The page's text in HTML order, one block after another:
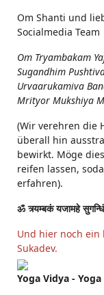
Om Shanti und
Socialmedia Team
Om Tryambakam
Sugandhim
Urvaarukamiva
Mrityor Mukshiya
(Wir verehren die
überall hin
bewirkt. Möge
reifen lassen,
erfahren).
ॐ त्र्यम्बकं यजामहे सुगन्धिंम्
Und hier noch ein
Sukadev.
Yoga Vidya -